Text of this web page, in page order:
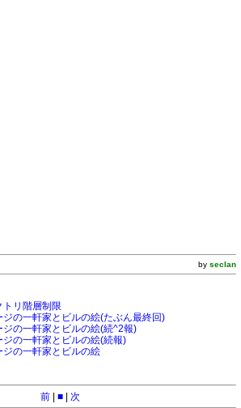
by seclan
リ階層制限
の一軒家とビルの絵(たぶん最終回)
の一軒家とビルの絵(続^2報)
の一軒家とビルの絵(続報)
の一軒家とビルの絵
前| ■| 次